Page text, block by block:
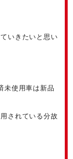
いきたいと思い
未使用車は新品
されている分故